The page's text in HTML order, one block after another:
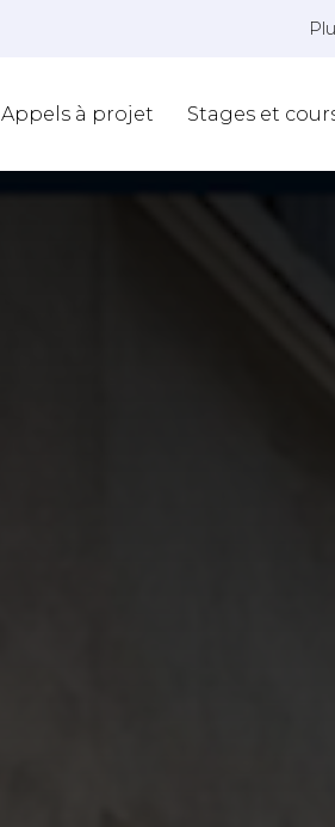
Appels à projet Stages et